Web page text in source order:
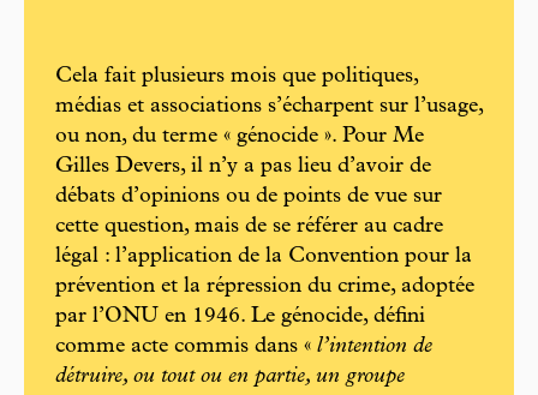
Cela fait plusieurs mois que politiques,
médias et associations s’écharpent sur l’usage,
ou non, du terme « génocide ». Pour Me
Gilles Devers, il n’y a pas lieu d’avoir de
débats d’opinions ou de points de vue sur
cette question, mais de se référer au cadre
légal : l’application de la Convention pour la
prévention et la répression du crime, adoptée
par l’ONU en 1946. Le génocide, défini
comme acte commis dans « l’intention de
détruire, ou tout ou en partie, un groupe